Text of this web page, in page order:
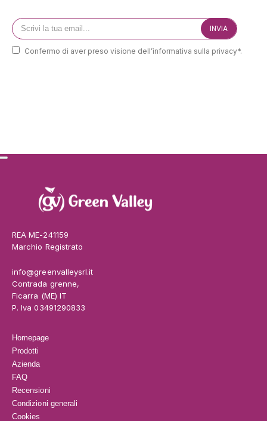
Confermo di aver preso visione dell’informativa sulla privacy*.
REA ME-241159
Marchio Registrato
info@greenvalleysrl.it
Contrada grenne,
Ficarra (ME) IT
P. Iva 03491290833
Homepage
Prodotti
Azienda
FAQ
Recensioni
Condizioni generali
Cookies